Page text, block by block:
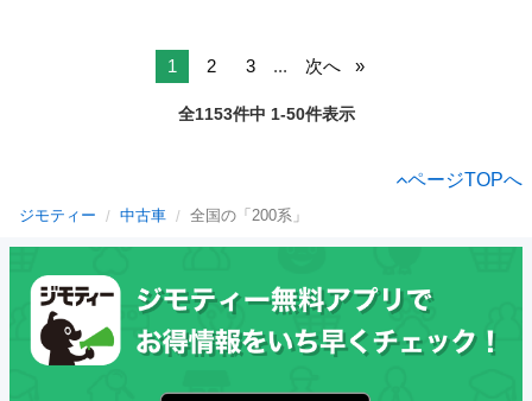
1 2 3 ... 次へ
全1153件中 1-50件表示
ページTOPへ
ジモティー 中古車 全国の「200系」